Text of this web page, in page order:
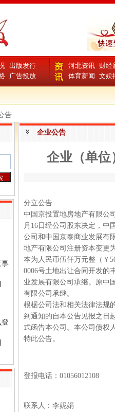
出版发行
广告投放
河北资讯 财经
体育新闻 文娱
告
事
企业公告
企业（单位
分立公告
中国京投置地房地产有限公
月16日经公司股东决定，中
公司和中国京泰商业发展有
地产有限公司注册资本变更
本为人民币伍仟万元整（￥
0006号土地出让合同开发的
业发展有限公司承继。原中
有限公司承继。
根椐公司法和相关法律法规
到通知的自本公告见报之日
式函告本公司。本公司债权
特此公告。
登报电话：01056012108
联系人：李妮娟